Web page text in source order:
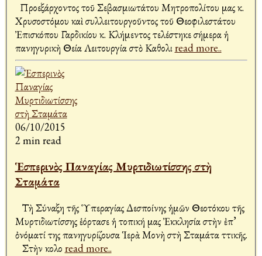
Προεξάρχοντος τοῦ Σεβασμιωτάτου Μητροπολίτου μας κ.
Χρυσοστόμου καὶ συλλειτουργοῦντος τοῦ Θεοφιλεστάτου
Ἐπισκόπου Γαρδικίου κ. Κλήμεντος τελέστηκε σήμερα ἡ
πανηγυρικὴ Θεία Λειτουργία στὸ Καθολιread more..
06/10/2015
2 min read
Ἑσπερινὸς Παναγίας Μυρτιδιωτίσσης στὴ
Σταμάτα
Τὴ Σύναξη τῆς Ὑπεραγίας Δεσποίνης ἡμῶν Θεοτόκου τῆς
Μυρτιδιωτίσσης ἑόρτασε ἡ τοπική μας Ἐκκλησία στὴν ἐπ’
ὀνόματί της πανηγυρίζουσα Ἱερὰ Μονὴ στὴ Σταμάτα Ἀττικῆς.
Στὴν Ἀκολο read more..